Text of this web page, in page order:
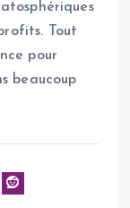
Tout
pour
beaucoup